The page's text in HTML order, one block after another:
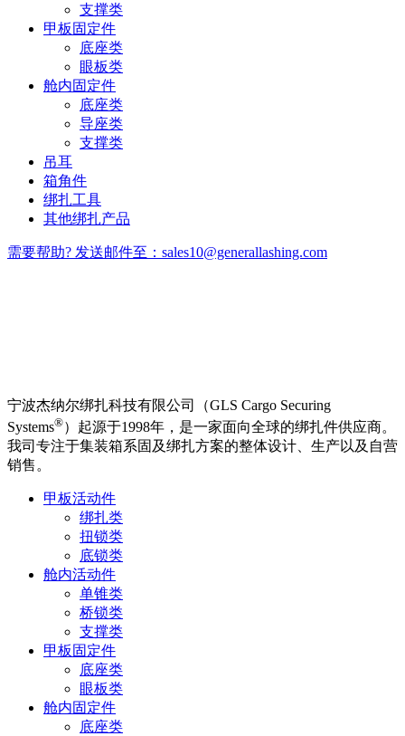
支撑类
甲板固定件
底座类
眼板类
舱内固定件
底座类
导座类
支撑类
吊耳
箱角件
绑扎工具
其他绑扎产品
需要帮助? 发送邮件至：sales10@generallashing.com
宁波杰纳尔绑扎科技有限公司（GLS Cargo Securing
Systems®）起源于1998年，是一家面向全球的绑扎件供应商。
我司专注于集装箱系固及绑扎方案的整体设计、生产以及自营
销售。
甲板活动件
绑扎类
扭锁类
底锁类
舱内活动件
单锥类
桥锁类
支撑类
甲板固定件
底座类
眼板类
舱内固定件
底座类